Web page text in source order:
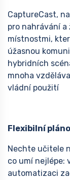
CaptureCast,
pro nahrávání
místnostmi,
úžasnou
hybridních
mnoha
vládní použití
Flexibilní
Nechte učitele
co umí nejlépe:
automatizaci